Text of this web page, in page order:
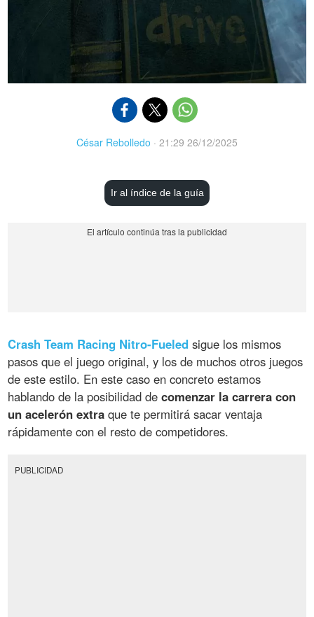
César Rebolledo · 21:29 26/12/2025
Ir al índice de la guía
Crash Team Racing Nitro-Fueled sigue los mismos
pasos que el juego original, y los de muchos otros juegos
de este estilo. En este caso en concreto estamos
hablando de la posibilidad decomenzar la carrera con
un acelerón extra que te permitirá sacar ventaja
rápidamente con el resto de competidores.
PUBLICIDAD